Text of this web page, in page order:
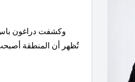
وكشفت دراغون
تُظهر أن المنطقة أصبحت